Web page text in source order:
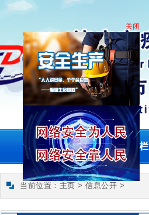
关闭
首页 专题专栏
当前位置： 主页 > 信息公开 >